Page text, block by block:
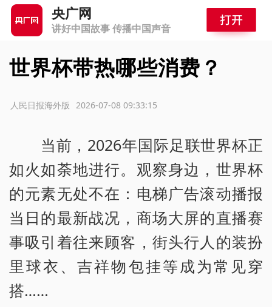
央广网
讲好中国故事 传播中国声音
世界杯带热哪些消费？
2026-07-08 09:33:15
人民日报海外版
当前，2026年国际足联世界杯正
如火如荼地进行。观察身边，世界杯
的元素无处不在：电梯广告滚动播报
当日的最新战况，商场大屏的直播赛
事吸引着往来顾客，街头行人的装扮
里球衣、吉祥物包挂等成为常见穿
搭……